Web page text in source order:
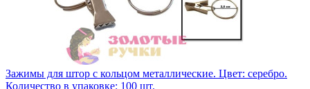
Зажимы для штор с кольцом металлические. Цвет: серебро.
Количество в упаковке: 100 шт.